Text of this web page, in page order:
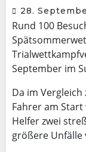
28.
Rund 100
September im
Da im
Fahrer am
Helfer zwei
größere Unfälle